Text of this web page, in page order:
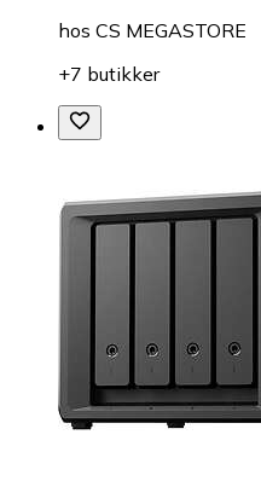
hos CS MEGASTORE
+7 butikker